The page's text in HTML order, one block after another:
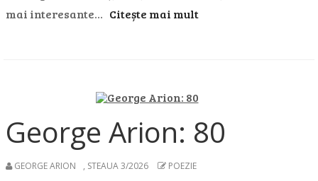
mai interesante… Citește mai mult
George Arion: 80
GEORGE ARION , STEAUA 3/2026 POEZIE